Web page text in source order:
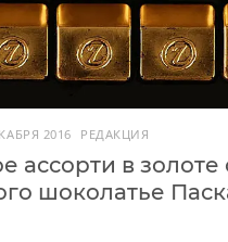
2016 РЕДАКЦИЯ
ассорти в золоте
шоколатье